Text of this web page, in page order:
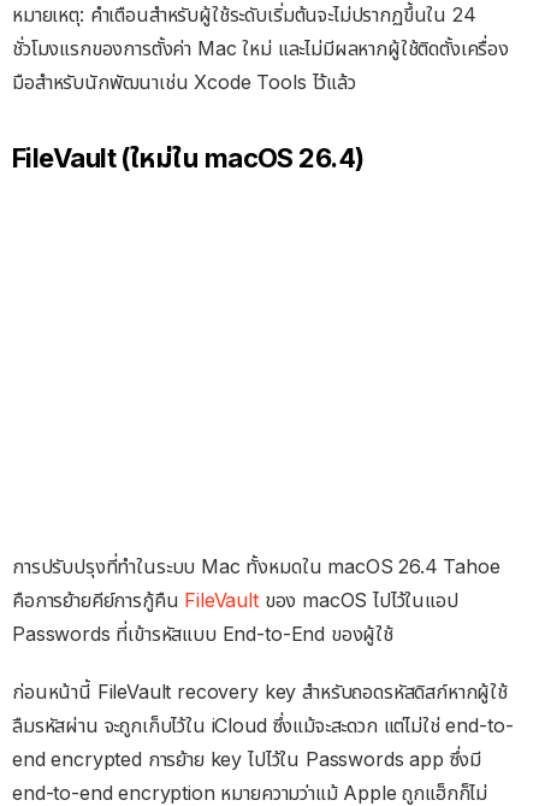
หมายเหตุ: คำเตือนสำหรับผู้ใช้ระดับเริ่มต้นจะไม่ปรากฏขึ้นใน 24
ชั่วโมงแรกของการตั้งค่า Mac ใหม่ และไม่มีผลหากผู้ใช้ติดตั้งเครื่อง
มือสำหรับนักพัฒนาเช่น Xcode Tools ไว้แล้ว
FileVault (ใหม่ใน macOS 26.4)
การปรับปรุงที่ทำในระบบ Mac ทั้งหมดใน macOS 26.4 Tahoe
คือการย้ายคีย์การกู้คืน FileVaultของ macOS ไปไว้ในแอป
Passwords ที่เข้ารหัสแบบ End-to-End ของผู้ใช้
ก่อนหน้านี้ FileVault recovery key สำหรับถอดรหัสดิสก์หากผู้ใช้
ลืมรหัสผ่าน จะถูกเก็บไว้ใน iCloud ซึ่งแม้จะสะดวก แต่ไม่ใช่ end-to-
end encrypted การย้าย key ไปไว้ใน Passwords app ซึ่งมี
end-to-end encryption หมายความว่าแม้ Apple ถูกแฮ็กก็ไม่